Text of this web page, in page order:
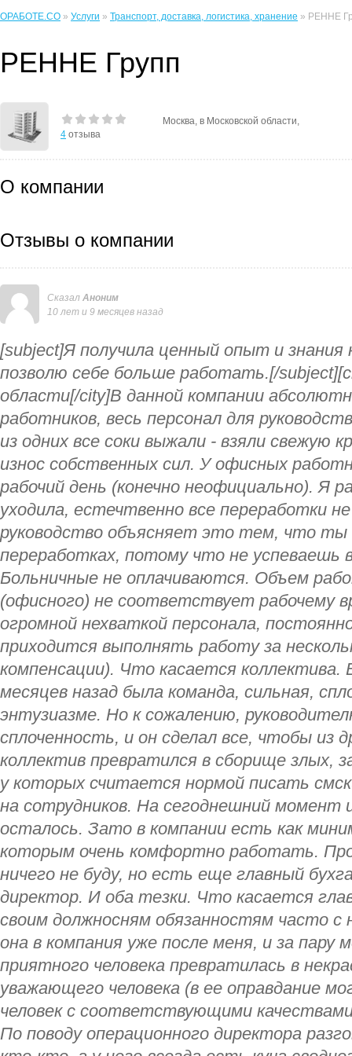
ОРАБОТЕ.CO » Услуги » Транспорт, доставка, логистика, хранение » РЕННЕ
РЕННЕ Групп
4 отзыва
Москва, в Московской области,
О компании
Отзывы о компании
Сказал Аноним
10 лет и 9 месяцев назад
[subject]Я получила ценный опыт и знания
позволю себе больше работать.[/
области[/city]В данной компании
работников, весь персонал для
из одних все соки выжали - взяли свежую
износ собственных сил. У офисных
рабочий день (конечно неофициально). Я
уходила, естечтвенно все переработки
руководство объясняет это тем, что ты
переработках, потому что не успеваешь
Больничные не оплачиваются. Объем
(офисного) не соответствует рабочему
огромной нехваткой персонала,
приходится выполнять работу за
компенсации). Что касается коллектива.
месяцев назад была команда, сильная,
энтузиазме. Но к сожалению,
сплоченность, и он сделал все, чтобы из
коллектив превратился в сборище злых,
у которых считается нормой писать
на сотрудников. На сегоднешний момент
осталось. Зато в компании есть как
которым очень комфортно работать.
ничего не буду, но есть еще главный
директор. И оба тезки. Что касается
своим должносням обязанностям часто с
она в компания уже после меня, и за пару
приятного человека превратилась в
уважающего человека (в ее оправдание
человек с соответствующими
По поводу операционного директора